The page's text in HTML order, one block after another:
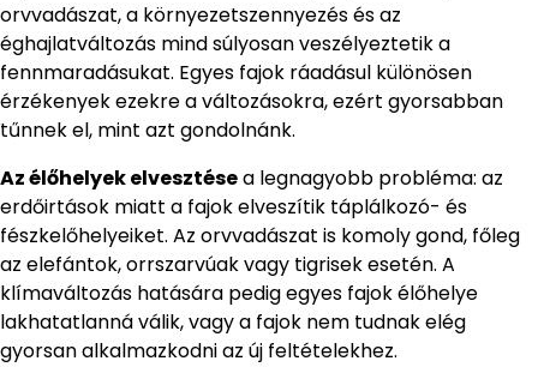
orvvadászat, a környezetszennyezés és az
éghajlatváltozás mind súlyosan veszélyeztetik a
fennmaradásukat. Egyes fajok ráadásul különösen
érzékenyek ezekre a változásokra, ezért gyorsabban
tűnnek el, mint azt gondolnánk.
Az élőhelyek elvesztésea legnagyobb probléma: az
erdőirtások miatt a fajok elveszítik táplálkozó- és
fészkelőhelyeiket. Az orvvadászat is komoly gond, főleg
az elefántok, orrszarvúak vagy tigrisek esetén. A
klímaváltozás hatására pedig egyes fajok élőhelye
lakhatatlanná válik, vagy a fajok nem tudnak elég
gyorsan alkalmazkodni az új feltételekhez.